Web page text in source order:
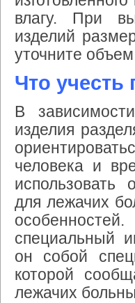
влагу. При
изделий
уточните
Что
В
изделия
человека и
использовать
для лежачих
специальный
он собой
которой
лежачих